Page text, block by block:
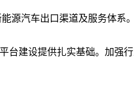
汽车出口渠道及服务体系
建设提供扎实基础。加强